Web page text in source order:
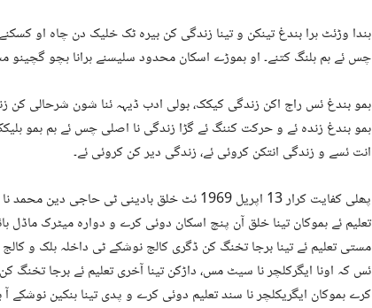
ہندا وڑئٹ ہرا بندغ تینکن و تینا زندگی کن بیرہ ٹک خلیک دن چاہ او
چس ئے ہم ہلنگ کتنے۔ او ہموڑے اسکان محدود سلیسنے ہرانا ہچو
ہمو بندغ ئس راج اکن زندگی کیکک، بولی ادب ڈیہہ ئنا شون شرحالی کن
ہمو بندغ زندہ ئے و حرکت کننگ ئے گڑا زندگی نا اصلی چس ئے ہم ہمو
انت ئسے و زندگی انتکن کروئی ئے، زندگی دیر کن کروئی ئے۔
پھلی کفایت کرار 13 اپریل 1969 ئٹ خلق بادینی ٹی
تعلیم ئے ہموکان تینا خلق آن پنچ اسکان دوئی کرے و دوارہ میٹرک
مستی تعلیم ئے تینا برجا تخنگ کن ڈگری کالج نوشکے ٹی داخلہ ہلک و کالج
ئس کہ اونا ایگرکلچر نا سیٹ مس، داڑکن تینا آخری تعلیم ئے برجا تخنگ
کرے ہموکان ایگریکلچر نا سند تعلیم دوئی کرے و پدی تینا ہنکین نوشکے